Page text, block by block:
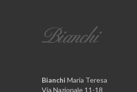
Bianchi Maria Teresa
Via Nazionale 11-18